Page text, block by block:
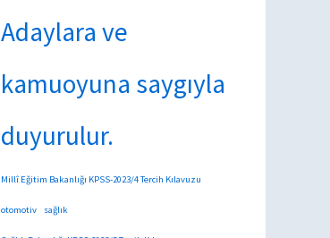
Adaylara ve
kamuoyuna saygıyla
duyurulur.
Millî Eğitim Bakanlığı KPSS-2023/4 Tercih Kılavuzu
otomotiv sağlık